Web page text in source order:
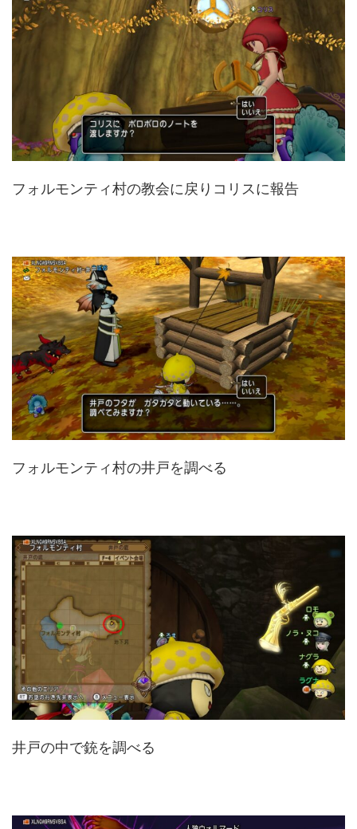
フォルモンティ村の教会に戻りコリスに報告
フォルモンティ村の井戸を調べる
井戸の中で銃を調べる